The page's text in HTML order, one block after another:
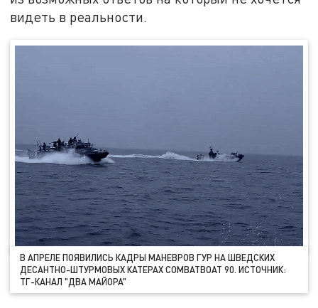
видеть в реальности.
В АПРЕЛЕ ПОЯВИЛИСЬ КАДРЫ МАНЕВРОВ ГУР НА ШВЕДСКИХ
ДЕСАНТНО-ШТУРМОВЫХ КАТЕРАХ COMBATBOAT 90. ИСТОЧНИК:
ТГ-КАНАЛ "ДВА МАЙОРА"